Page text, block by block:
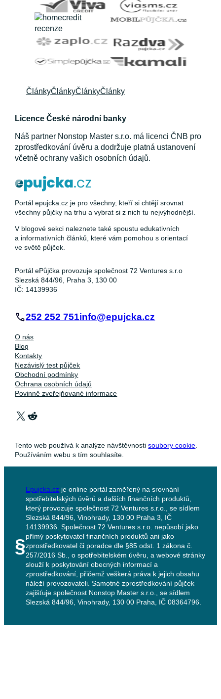
ČlánkyČlánkyČlánkyČlánky
Licence České národní banky
Náš partner Nonstop Master s.r.o. má licenci ČNB pro
zprostředkování úvěru a dodržuje platná ustanovení
včetně ochrany vašich osobních údajů.
Portál epujcka.cz je pro všechny, kteří si chtějí srovnat
všechny půjčky na trhu a vybrat si z nich tu nejvýhodnější.
V blogové sekci naleznete také spoustu edukativních
a informativních článků, které vám pomohou s orientací
ve světě půjček.
Portál ePůjčka provozuje společnost 72 Ventures s.r.o
Slezská 844/96, Praha 3, 130 00
IČ: 14139936
252 252 751info@epujcka.cz
O nás
Blog
Kontakty
Nezávislý test půjček
Obchodní podmínky
Ochrana osobních údajů
Povinně zveřejňované informace
X Reddit
Tento web používá k analýze návštěvnostisoubory cookie.
Používáním webu s tím souhlasíte.
§
Epujcka.cz je online portál zaměřený na srovnání
spotřebitelských úvěrů a dalších finančních produktů,
který provozuje společnost 72 Ventures s.r.o., se sídlem
Slezská 844/96, Vinohrady, 130 00 Praha 3, IČ
14139936. Společnost 72 Ventures s.r.o. nepůsobí jako
přímý poskytovatel finančních produktů ani jako
zprostředkovatel či poradce dle §85 odst. 1 zákona č.
257/2016 Sb., o spotřebitelském úvěru, a webové stránky
slouží k poskytování obecných informací a
zprostředkování, přičemž veškerá práva k jejich obsahu
náleží provozovateli. Samotné zprostředkování půjček
zajišťuje společnost Nonstop Master s.r.o., se sídlem
Slezská 844/96, Vinohrady, 130 00 Praha, IČ 08364796.